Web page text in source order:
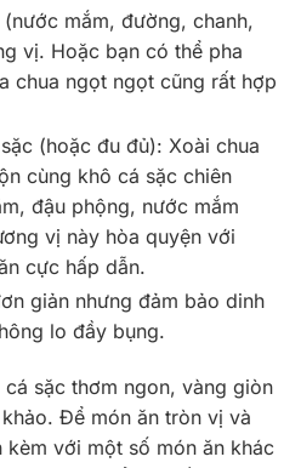
mắm, đường, chanh,
vị. Hoặc bạn có thể pha
chua ngọt ngọt cũng rất hợp
(hoặc đu đủ): Xoài chua
cùng khô cá sặc chiên
đậu phộng, nước mắm
vị này hòa quyện với
cực hấp dẫn.
giản nhưng đảm bảo dinh
lo đầy bụng.
sặc thơm ngon, vàng giòn
Để món ăn tròn vị và
kèm với một số món ăn khác